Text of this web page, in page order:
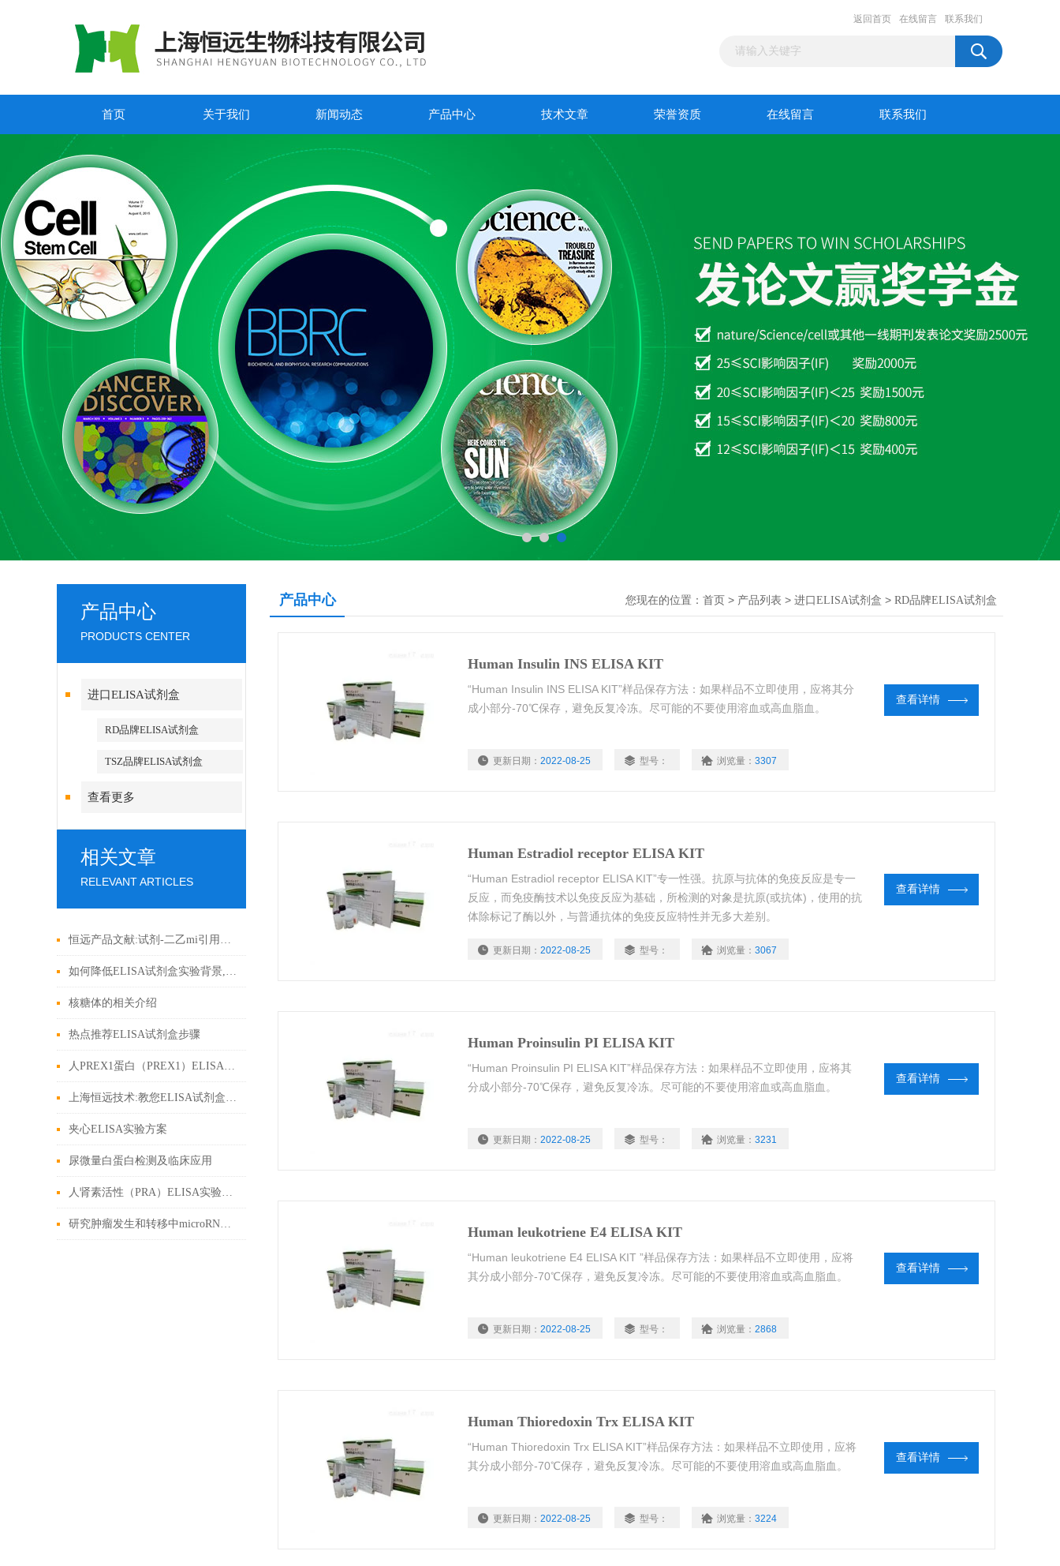
返回首页 在线留言 联系我们
首页 关于我们 新闻动态 产品中心 技术文章 荣誉资质 在线留言 联系我们
产品中心
PRODUCTS CENTER
进口ELISA试剂盒
RD品牌ELISA试剂盒
TSZ品牌ELISA试剂盒
查看更多
相关文章
RELEVANT ARTICLES
恒远产品文献:试剂-二乙mi引用文献
如何降低ELISA试剂盒实验背景,上海恒远来告诉您!
核糖体的相关介绍
热点推荐ELISA试剂盒步骤
人PREX1蛋白（PREX1）ELISA实验说明
上海恒远技术:教您ELISA试剂盒如何一辨真假
夹心ELISA实验方案
尿微量白蛋白检测及临床应用
人肾素活性（PRA）ELISA实验说明
研究肿瘤发生和转移中microRNA失调的有力工具
产品中心 您现在的位置： 首页 > 产品列表 > 进口ELISA试剂盒 > RD品牌ELISA试剂盒
Human Insulin INS ELISA KIT
“Human Insulin INS ELISA KIT”样品保存方法：如果样品不立即使用，应将其分
成小部分-70℃保存，避免反复冷冻。尽可能的不要使用溶血或高血脂血。
更新日期： 2022-08-25 型号： 浏览量： 3307
查看详情
Human Estradiol receptor ELISA KIT
“Human Estradiol receptor ELISA KIT”专一性强。抗原与抗体的免疫反应是专一
反应，而免疫酶技术以免疫反应为基础，所检测的对象是抗原(或抗体)，使用的抗
体除标记了酶以外，与普通抗体的免疫反应特性并无多大差别。
更新日期： 2022-08-25 型号： 浏览量： 3067
查看详情
Human Proinsulin PI ELISA KIT
“Human Proinsulin PI ELISA KIT”样品保存方法：如果样品不立即使用，应将其
分成小部分-70℃保存，避免反复冷冻。尽可能的不要使用溶血或高血脂血。
更新日期： 2022-08-25 型号： 浏览量： 3231
查看详情
Human leukotriene E4 ELISA KIT
“Human leukotriene E4 ELISA KIT ”样品保存方法：如果样品不立即使用，应将
其分成小部分-70℃保存，避免反复冷冻。尽可能的不要使用溶血或高血脂血。
更新日期： 2022-08-25 型号： 浏览量： 2868
查看详情
Human Thioredoxin Trx ELISA KIT
“Human Thioredoxin Trx ELISA KIT”样品保存方法：如果样品不立即使用，应将
其分成小部分-70℃保存，避免反复冷冻。尽可能的不要使用溶血或高血脂血。
更新日期： 2022-08-25 型号： 浏览量： 3224
查看详情